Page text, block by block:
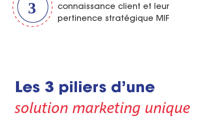
connaissance client et leur
pertinence stratégique MIF
Les 3 piliers d’une
solution marketing unique